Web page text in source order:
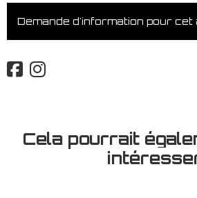
Demande d'information pour cet
Cela pourrait